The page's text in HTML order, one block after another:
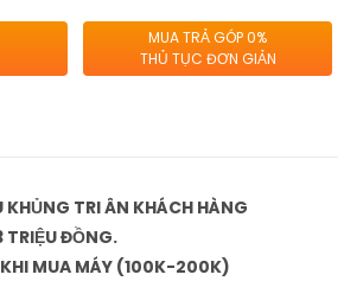
MUA TRẢ GÓP 0%
THỦ TỤC ĐƠN GIẢN
KHỦNG TRI ÂN KHÁCH HÀNG
TRIỆU ĐỒNG.
MUA MÁY (100K-200K)